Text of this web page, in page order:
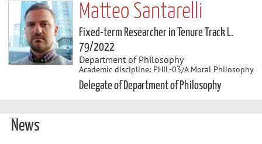
Matteo Santarelli
Fixed-term Researcher in Tenure Track L.
79/2022
Department of Philosophy
Academic discipline: PHIL-03/A Moral Philosophy
Delegate of Department of Philosophy
News